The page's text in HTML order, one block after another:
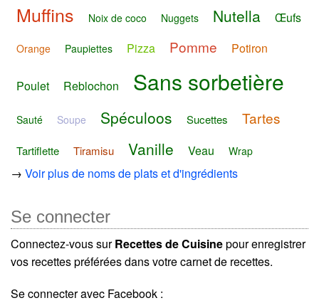
Muffins Noix de coco Nuggets Nutella Œufs
Orange Paupiettes Pizza Pomme Potiron
Poulet Reblochon Sans sorbetière
Sauté Soupe Spéculoos Sucettes Tartes
Tartiflette Tiramisu Vanille Veau Wrap
→ Voir plus de noms de plats et d'ingrédients
Se connecter
Connectez-vous surRecettes de Cuisinepour enregistrer
vos recettes préférées dans votre carnet de recettes.
Se connecter avec Facebook :